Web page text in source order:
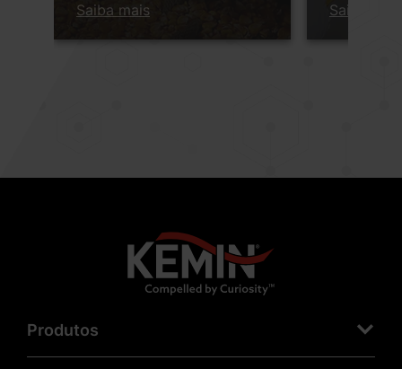
Saiba mais
Saiba mais
Produtos